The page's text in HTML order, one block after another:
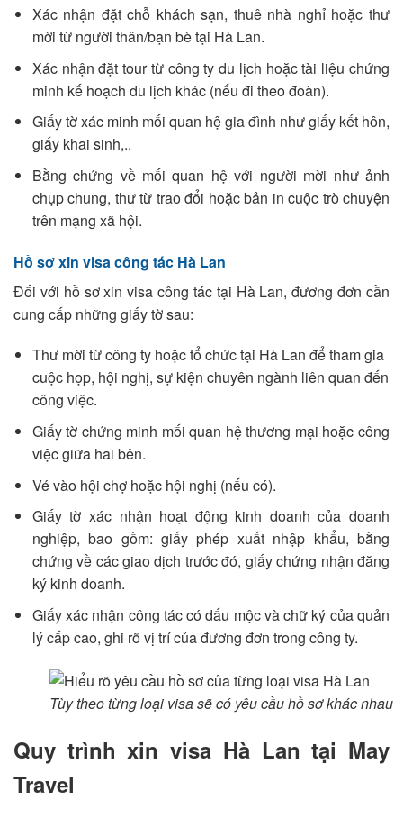
Xác nhận đặt chỗ khách sạn, thuê nhà nghỉ hoặc thư
mời từ người thân/bạn bè tại Hà Lan.
Xác nhận đặt tour từ công ty du lịch hoặc tài liệu chứng
minh kế hoạch du lịch khác (nếu đi theo đoàn).
Giấy tờ xác minh mối quan hệ gia đình như giấy kết hôn,
giấy khai sinh,..
Bằng chứng về mối quan hệ với người mời như ảnh
chụp chung, thư từ trao đổi hoặc bản in cuộc trò chuyện
trên mạng xã hội.
Hồ sơ xin visa công tác Hà Lan
Đối với hồ sơ xin visa công tác tại Hà Lan, đương đơn cần
cung cấp những giấy tờ sau:
Thư mời từ công ty hoặc tổ chức tại Hà Lan để tham gia
cuộc họp, hội nghị, sự kiện chuyên ngành liên quan đến
công việc.
Giấy tờ chứng minh mối quan hệ thương mại hoặc công
việc giữa hai bên.
Vé vào hội chợ hoặc hội nghị (nếu có).
Giấy tờ xác nhận hoạt động kinh doanh của doanh
nghiệp, bao gồm: giấy phép xuất nhập khẩu, bằng
chứng về các giao dịch trước đó, giấy chứng nhận đăng
ký kinh doanh.
Giấy xác nhận công tác có dấu mộc và chữ ký của quản
lý cấp cao, ghi rõ vị trí của đương đơn trong công ty.
Tùy theo từng loại visa sẽ có yêu cầu hồ sơ khác nhau
Quy trình xin visa Hà Lan tại May
Travel